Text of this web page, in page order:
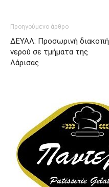
Προηγούμενο άρθρο
ΔΕΥΑΛ: Προσωρινή διακοπή
νερού σε τμήματα της
Λάρισας